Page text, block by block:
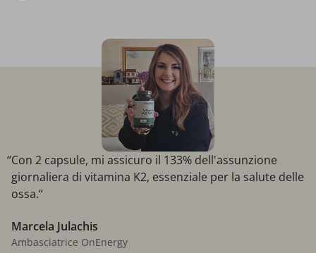
“Con 2 capsule, mi assicuro il 133% dell'assunzione
giornaliera di vitamina K2, essenziale per la salute delle
ossa.“
Marcela Julachis
Ambasciatrice OnEnergy